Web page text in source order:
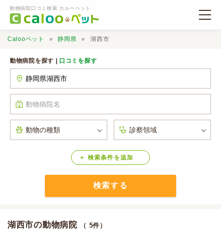
動物病院口コミ検索 カルーペット
口コミ検索
Calooペットとは？
Calooペット 静岡県 湖西市
動物病院を探す | 口コミを探す
検索条件 を追加
検索する
湖西市の動物病院 （ 5件）